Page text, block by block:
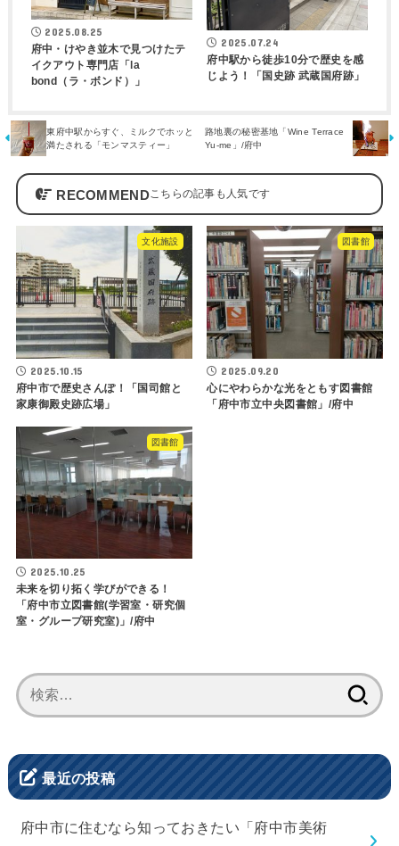
2025.08.25
府中・けやき並木で見つけたテ
イクアウト専門店「la
bond（ラ・ボンド）」
2025.07.24
府中駅から徒歩10分で歴史を感
じよう！「国史跡 武蔵国府跡」
東府中駅からすぐ、ミルクでホッと
満たされる「モンマスティー」
路地裏の秘密基地「Wine Terrace
Yu-me」/府中
RECOMMEND
文化施設
2025.10.15
府中市で歴史さんぽ！「国司館と
家康御殿史跡広場」
図書館
2025.09.20
心にやわらかな光をともす図書館
「府中市立中央図書館」/府中
図書館
2025.10.25
未来を切り拓く学びができる！
「府中市立図書館(学習室・研究個
室・グループ研究室)」/府中
索:
最近の投稿
府中市に住むなら知っておきたい「府中市美術